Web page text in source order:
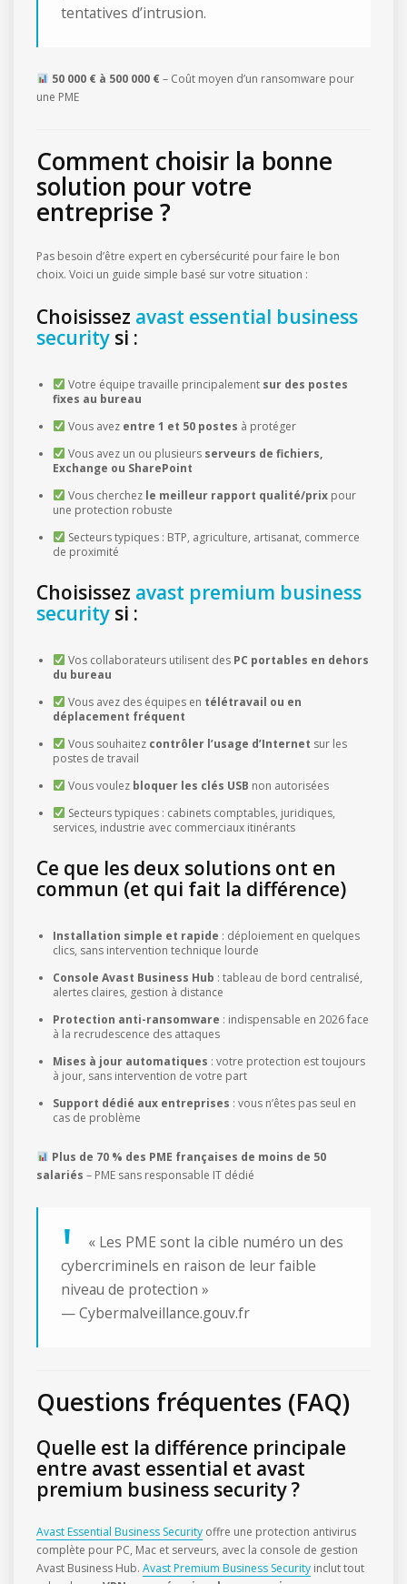
tentatives d’intrusion.
50 000 € à 500 000 € – Coût moyen d’un ransomware pour
une PME
Comment choisir la bonne
solution pour votre
entreprise ?
Pas besoin d’être expert en cybersécurité pour faire le bon
choix. Voici un guide simple basé sur votre situation :
Choisissez avast essential business
security si :
Votre équipe travaille principalement sur des postes
fixes au bureau
Vous avez entre 1 et 50 postes à protéger
Vous avez un ou plusieurs serveurs de fichiers,
Exchange ou SharePoint
Vous cherchez le meilleur rapport qualité/prixpour
une protection robuste
Secteurs typiques : BTP, agriculture, artisanat, commerce
de proximité
Choisissez avast premium business
security si :
Vos collaborateurs utilisent des PC portables en dehors
du bureau
Vous avez des équipes en télétravail ou en
déplacement fréquent
Vous souhaitez contrôler l’usage d’Internet sur les
postes de travail
Vous voulez bloquer les clés USB non autorisées
Secteurs typiques : cabinets comptables, juridiques,
services, industrie avec commerciaux itinérants
Ce que les deux solutions ont en
commun (et qui fait la différence)
Installation simple et rapide : déploiement en quelques
clics, sans intervention technique lourde
Console Avast Business Hub : tableau de bord centralisé,
alertes claires, gestion à distance
Protection anti-ransomware : indispensable en 2026 face
à la recrudescence des attaques
Mises à jour automatiques : votre protection est toujours
à jour, sans intervention de votre part
Support dédié aux entreprises : vous n’êtes pas seul en
cas de problème
Plus de 70 % des PME françaises de moins de 50
salariés – PME sans responsable IT dédié
« Les PME sont la cible numéro un des
cybercriminels en raison de leur faible
niveau de protection »
— Cybermalveillance.gouv.fr
Questions fréquentes (FAQ)
Quelle est la différence principale
entre avast essential et avast
premium business security ?
Avast Essential Business Security offre une protection antivirus
complète pour PC, Mac et serveurs, avec la console de gestion
Avast Business Hub. Avast Premium Business Security inclut tout